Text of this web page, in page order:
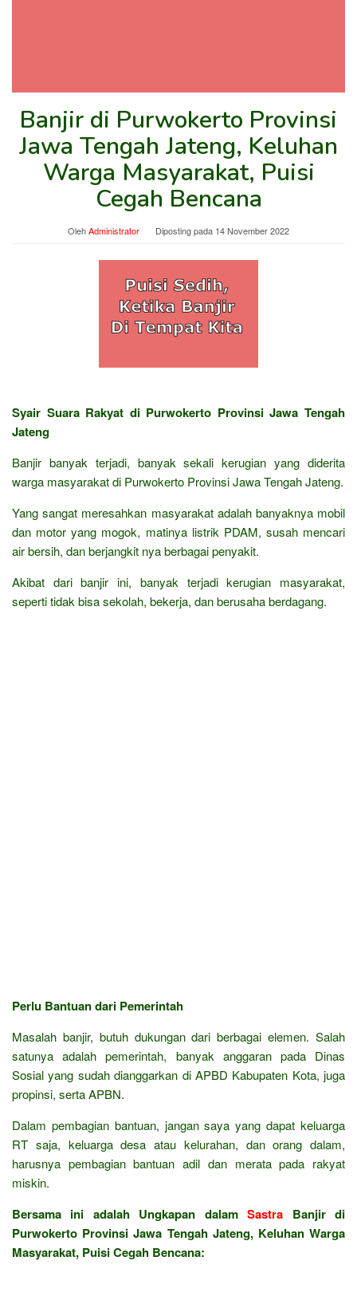
Banjir di Purwokerto Provinsi
Jawa Tengah Jateng, Keluhan
Warga Masyarakat, Puisi
Cegah Bencana
OlehAdministrator Diposting pada 14 November 2022
Syair Suara Rakyat di Purwokerto Provinsi Jawa Tengah
Jateng
Banjir banyak terjadi, banyak sekali kerugian yang diderita
warga masyarakat di Purwokerto Provinsi Jawa Tengah Jateng.
Yang sangat meresahkan masyarakat adalah banyaknya mobil
dan motor yang mogok, matinya listrik PDAM, susah mencari
air bersih, dan berjangkit nya berbagai penyakit.
Akibat dari banjir ini, banyak terjadi kerugian masyarakat,
seperti tidak bisa sekolah, bekerja, dan berusaha berdagang.
Perlu Bantuan dari Pemerintah
Masalah banjir, butuh dukungan dari berbagai elemen. Salah
satunya adalah pemerintah, banyak anggaran pada Dinas
Sosial yang sudah dianggarkan di APBD Kabupaten Kota, juga
propinsi, serta APBN.
Dalam pembagian bantuan, jangan saya yang dapat keluarga
RT saja, keluarga desa atau kelurahan, dan orang dalam,
harusnya pembagian bantuan adil dan merata pada rakyat
miskin.
Bersama ini adalah Ungkapan dalamSastra Banjir di
Purwokerto Provinsi Jawa Tengah Jateng, Keluhan Warga
Masyarakat, Puisi Cegah Bencana: